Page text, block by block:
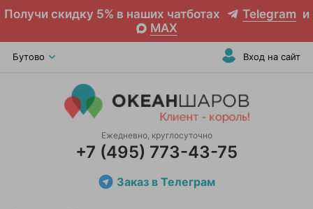
Получи скидку 5% в наших чатботах Telegram и
MAX
Бутово Вход на сайт
Ежедневно, круглосуточно
+7 (495) 773-43-75
Заказ в Телеграм